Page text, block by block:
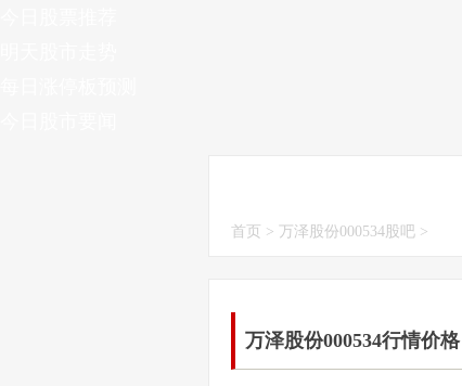
首页 > 万泽股份000534股吧 >
万泽股份000534行情价格